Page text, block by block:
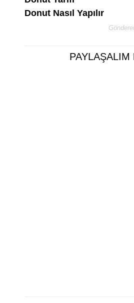
Donut Nasıl Yapılır
PAYLAŞALIM